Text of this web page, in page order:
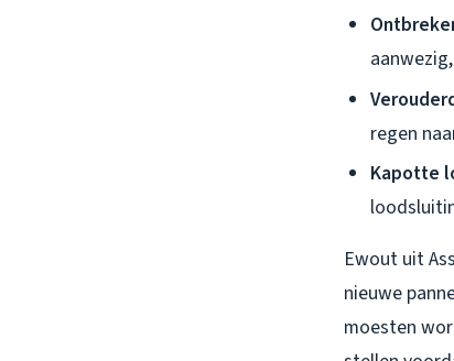
regen
Kapotte
Ewout uit
nieuwe
moesten